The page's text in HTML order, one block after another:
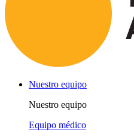
Nuestro equipo
Nuestro equipo
Equipo médico